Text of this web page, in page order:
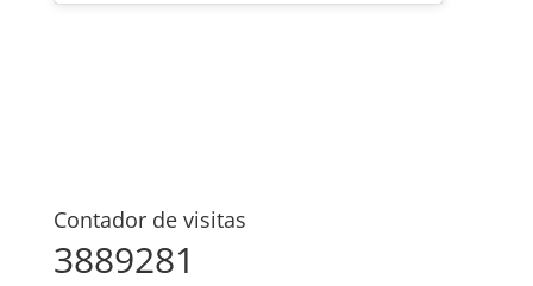
Contador de visitas
3889281